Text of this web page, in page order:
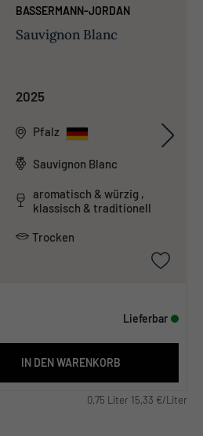
BASSERMANN-JORDAN
Sauvignon Blanc
2025
Pfalz
Sauvignon Blanc
aromatisch & würzig ,
klassisch & traditionell
Trocken
Lieferbar
IN DEN WARENKORB
0,75 Liter 15,33 €/Liter